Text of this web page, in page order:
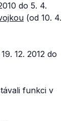
do 5. 4.
(od 10. 4.
12. 2012 do
funkci v